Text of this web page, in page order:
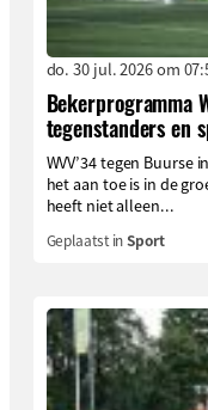
do. 30 jul. 2026 om
Bekerprogramma
tegenstanders en
WVV’34 tegen Buurse
het aan toe is in de
heeft niet alleen...
Geplaatst inSport